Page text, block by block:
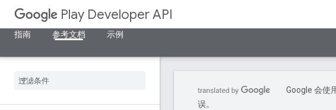
Play Developer API
指南
参考文档 示例
Google 会使
误。